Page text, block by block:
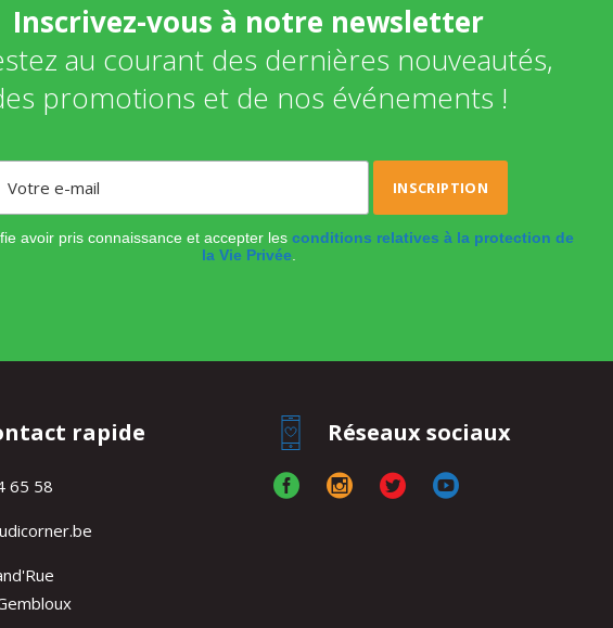
Inscrivez-vous à notre newsletter
au courant des dernières nouveautés,
promotions et de nos événements !
avoir pris connaissance et accepter les conditions relatives à la protection de
la Vie Privée.
rapide
65 58
Réseaux sociaux